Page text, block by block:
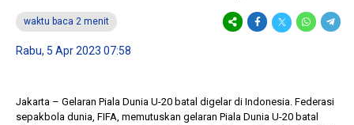
waktu baca 2 menit
Rabu, 5 Apr 2023 07:58
Jakarta – Gelaran Piala Dunia U-20 batal digelar di Indonesia. Federasi
sepakbola dunia, FIFA, memutuskan gelaran Piala Dunia U-20 batal